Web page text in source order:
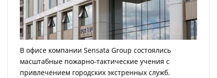
В офисе компании Sensata Group состоялись
масштабные пожарно-тактические учения с
привлечением городских экстренных служб.